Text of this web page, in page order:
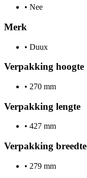
• Nee
Merk
• Duux
Verpakking hoogte
• 270 mm
Verpakking lengte
• 427 mm
Verpakking breedte
• 279 mm